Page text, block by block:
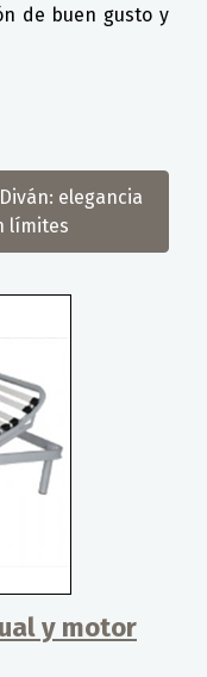
de buen gusto y
elegancia
límites
y motor